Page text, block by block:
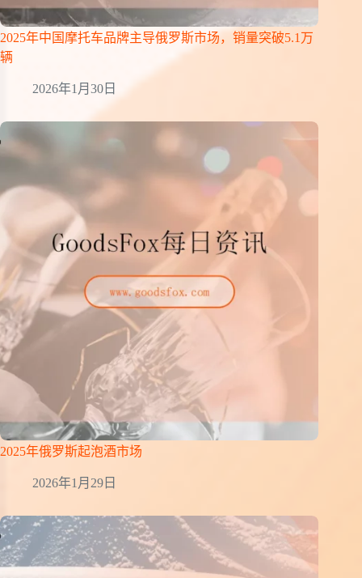
2025年中国摩托车品牌主导俄罗斯市场，销量突破5.1万
辆
2026年1月30日
2025年俄罗斯起泡酒市场
2026年1月29日